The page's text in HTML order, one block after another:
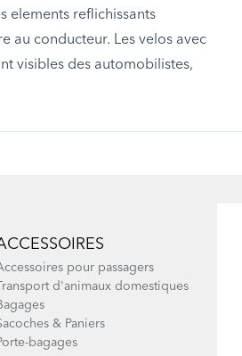
elements reflichissants
au conducteur. Les velos avec
visibles des automobilistes,
pour passagers
Transport d'animaux domestiques
& Paniers
bagages